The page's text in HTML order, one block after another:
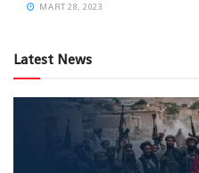
MART 28, 2023
Latest News